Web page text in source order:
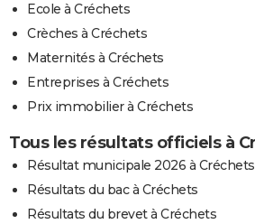
Ecole à Créchets
Crèches à Créchets
Maternités à Créchets
Entreprises à Créchets
Prix immobilier à Créchets
Tous les résultats officiels à
Résultat municipale 2026 à Créchets
Résultats du bac à Créchets
Résultats du brevet à Créchets